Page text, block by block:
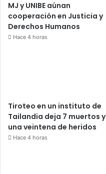
MJ y UNIBE aúnan
cooperación en Justicia y
Derechos Humanos
Hace 4 horas
Tiroteo en un instituto de
Tailandia deja 7 muertos y
una veintena de heridos
Hace 4 horas